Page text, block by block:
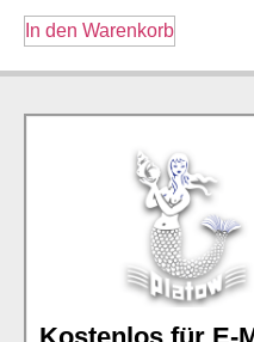
In den Warenkorb